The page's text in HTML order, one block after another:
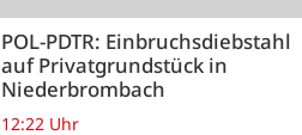
POL-PDTR: Einbruchsdiebstahl
auf Privatgrundstück in
Niederbrombach
12:22 Uhr